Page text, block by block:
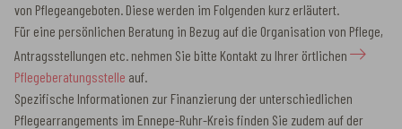
von Pflegeangeboten. Diese werden im Folgenden kurz erläutert.
Für eine persönlichen Beratung in Bezug auf die Organisation von Pflege,
Antragsstellungen etc. nehmen Sie bitte Kontakt zu Ihrer örtlichen
Pflegeberatungsstelle auf.
Spezifische Informationen zur Finanzierung der unterschiedlichen
Pflegearrangements im Ennepe-Ruhr-Kreis finden Sie zudem auf der